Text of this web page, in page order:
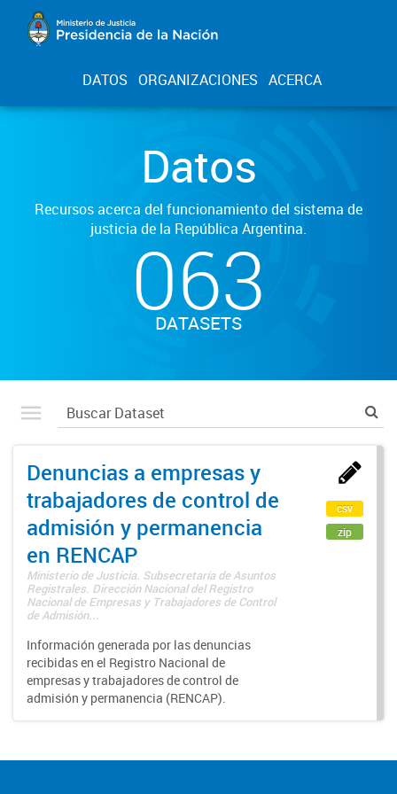
DATOS ORGANIZACIONES ACERCA
Datos
Recursos acerca del funcionamiento del sistema de
justicia de la República Argentina.
063
DATASETS
Denuncias a empresas y
trabajadores de control de
admisión y permanencia
en RENCAP
Ministerio de Justicia. Subsecretaría de Asuntos
Registrales. Dirección Nacional del Registro
Nacional de Empresas y Trabajadores de Control
de Admisión...
Información generada por las denuncias
recibidas en el Registro Nacional de
empresas y trabajadores de control de
admisión y permanencia (RENCAP).
csv
zip